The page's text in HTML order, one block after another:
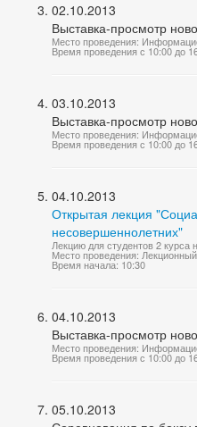
02.10.2013
Выставка-просмотр
Место проведения:
Время проведения с 10:00 до
03.10.2013
Выставка-просмотр
Место проведения:
Время проведения с 10:00 до
04.10.2013
Открытая лекция
несовершеннолетних"
Лекцию для студентов 2
Место проведения:
Время начала: 10:30
04.10.2013
Выставка-просмотр
Место проведения:
Время проведения с 10:00 до
05.10.2013